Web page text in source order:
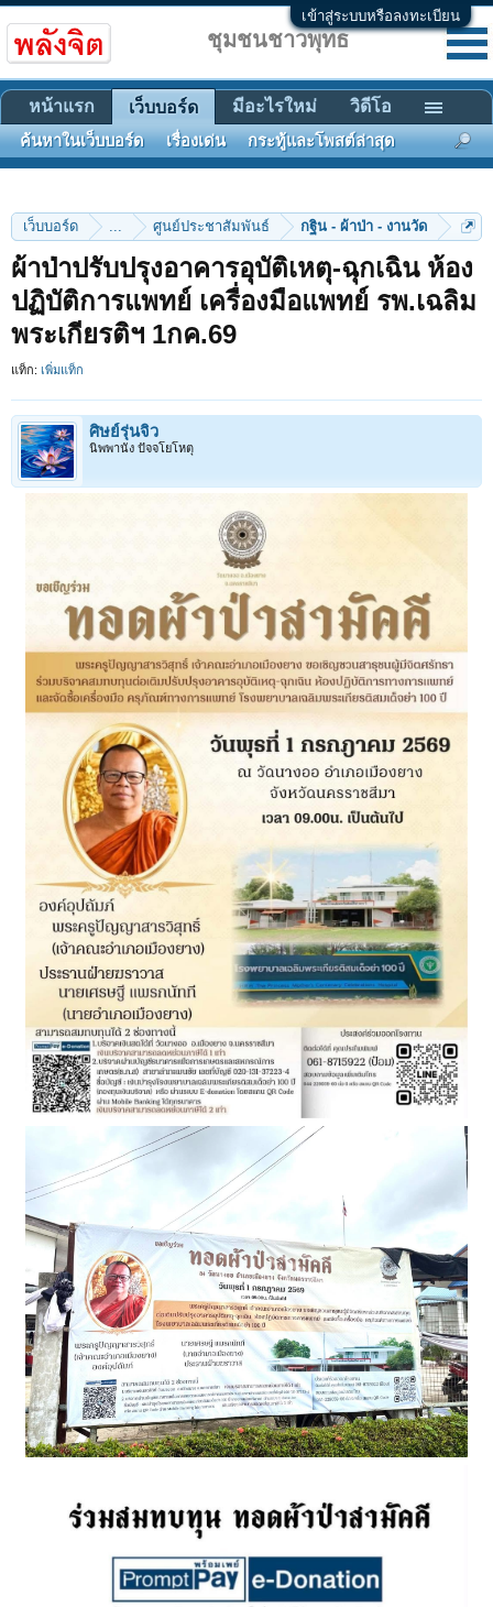
เข้าสู่ระบบหรือลงทะเบียน
เว็บบอร์ด ... ศูนย์ประชาสัมพันธ์ กฐิน - ผ้าป่า - งานวัด
ผ้าป่าปรับปรุงอาคารอุบัติเหตุ-ฉุกเฉิน ห้อง
ปฏิบัติการแพทย์ เครื่องมือแพทย์ รพ.เฉลิม
พระเกียรติฯ 1กค.69
แท็ก: เพิ่มแท็ก
ศิษย์รุ่นจิ๋ว
นิพพานัง ปัจจโยโหตุ
ชุมชนชาวพุทธ
หน้าแรก เว็บบอร์ด
ค้นหาในเว็บบอร์ด เรื่องเด่น กระทู้และโพสต์ล่าสุด
มีอะไรใหม่ วิดีโอ